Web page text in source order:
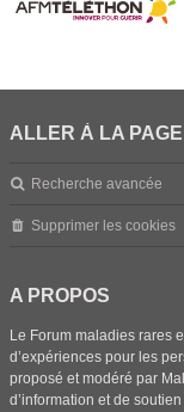
ALLER À LA PAGE
Recherche avancée
Supprimer les cookies
A PROPOS
Le Forum maladies rares
d’expériences pour les
proposé et modéré par
d’information et de